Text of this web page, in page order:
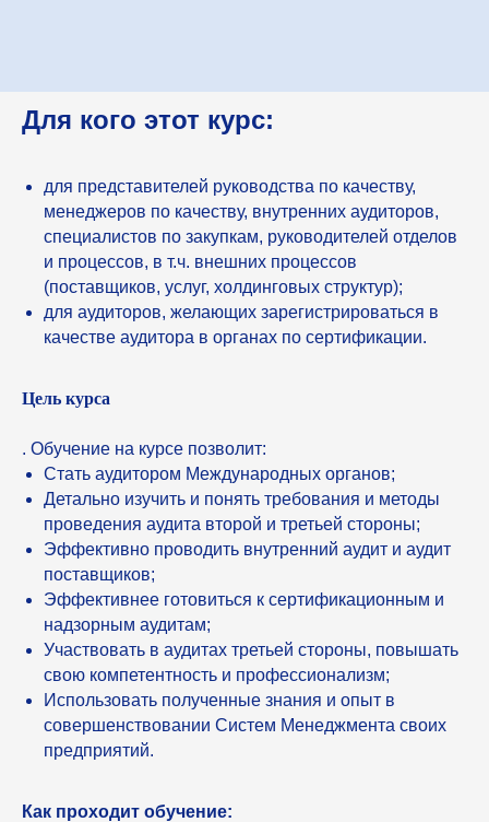
Для кого этот курс:
для представителей руководства по качеству,
менеджеров по качеству, внутренних аудиторов,
специалистов по закупкам, руководителей отделов
и процессов, в т.ч. внешних процессов
(поставщиков, услуг, холдинговых структур);
для аудиторов, желающих зарегистрироваться в
качестве аудитора в органах по сертификации.
Цель курса
. Обучение на курсе позволит:
Стать аудитором Международных органов;
Детально изучить и понять требования и методы
проведения аудита второй и третьей стороны;
Эффективно проводить внутренний аудит и аудит
поставщиков;
Эффективнее готовиться к сертификационным и
надзорным аудитам;
Участвовать в аудитах третьей стороны, повышать
свою компетентность и профессионализм;
Использовать полученные знания и опыт в
совершенствовании Систем Менеджмента своих
предприятий.
Как проходит обучение: